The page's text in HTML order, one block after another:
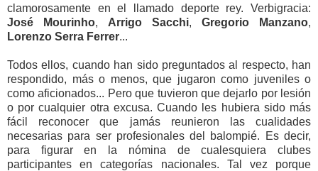
clamorosamente en el llamado deporte rey. Verbigracia:
José
Mourinho, Arrigo Sacchi, Gregorio Manzano,
Lorenzo Serra Ferrer...
Todos ellos, cuando han sido preguntados al respecto, han
respondido, más o menos, que jugaron como juveniles o
como aficionados... Pero que tuvieron que dejarlo por lesión
o por cualquier otra excusa. Cuando les hubiera sido más
fácil reconocer que jamás reunieron las cualidades
necesarias para ser profesionales del balompié. Es decir,
para figurar en la nómina de cualesquiera clubes
participantes en categorías nacionales. Tal vez porque